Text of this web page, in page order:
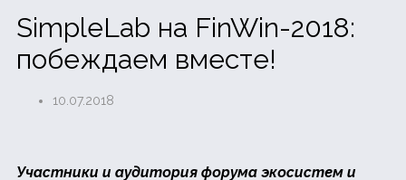
SimpleLab на FinWin-2018:
побеждаем вместе!
10.07.2018
Участники и аудитория форума экосистем и